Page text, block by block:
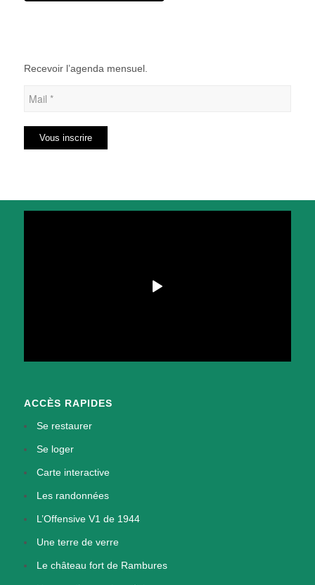
Recevoir l’agenda mensuel.
ACCÈS RAPIDES
Se restaurer
Se loger
Carte interactive
Les randonnées
L’Offensive V1 de 1944
Une terre de verre
Le château fort de Rambures